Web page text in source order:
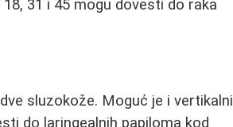
31 i 45 mogu dovesti do raka
sluzokože. Moguć je i vertikalni
do laringealnih papiloma kod